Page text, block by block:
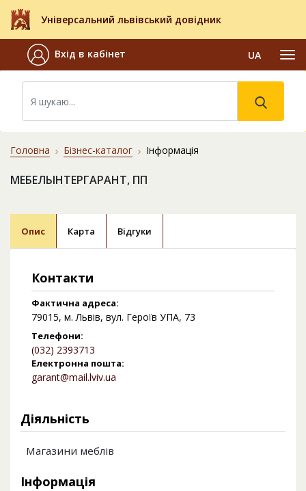
Універсальний львівський довідник
Вхід в кабінет UA
Головна Бізнес-каталог Інформація
МЕБЕЛЬІНТЕРГАРАНТ, ПП
Опис Карта Відгуки
Контакти
Фактична адреса:
79015, м. Львів, вул. Героїв УПА, 73
Телефони:
(032) 2393713
Електронна пошта:
garant@mail.lviv.ua
Діяльність
Магазини меблів
Інформація